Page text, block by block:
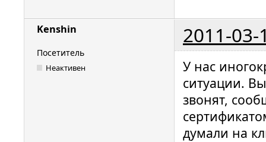
Kenshin 2011-03-
Посетитель
Неактивен
У нас
ситуации.
звонят,
думали на